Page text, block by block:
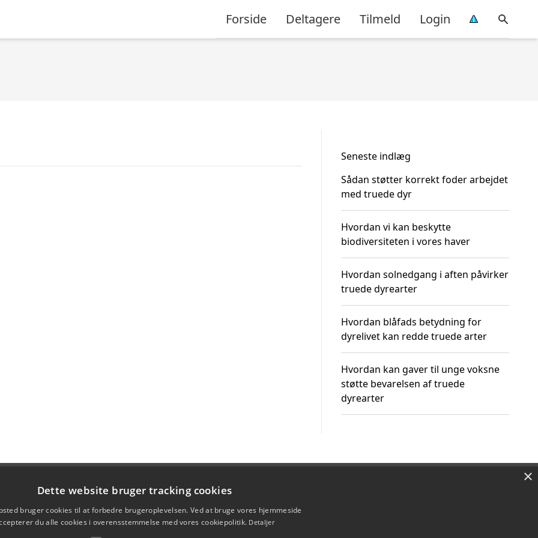
Forside Deltagere Tilmeld Login
Seneste indlæg
Sådan støtter korrekt foder arbejdet
med truede dyr
Hvordan vi kan beskytte
biodiversiteten i vores haver
Hvordan solnedgang i aften påvirker
truede dyrearter
Hvordan blåfads betydning for
dyrelivet kan redde truede arter
Hvordan kan gaver til unge voksne
støtte bevarelsen af truede
dyrearter
×
Dette website bruger tracking cookies
bruger cookies til at forbedre brugeroplevelsen. Ved at bruge vores hjemmeside
du alle cookies i overensstemmelse med vores cookiepolitik. Detaljer